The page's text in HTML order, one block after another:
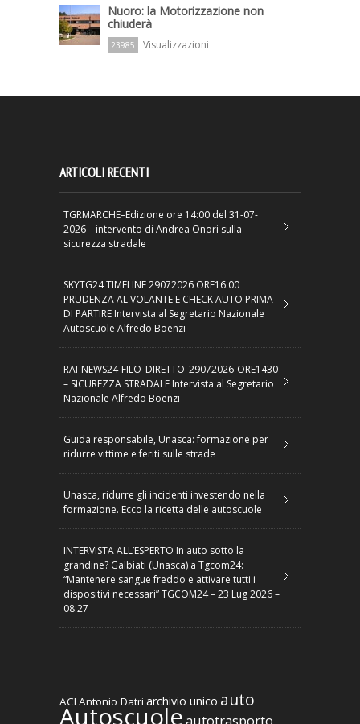
Nuoro: la Motorizzazione non
chiuderà
23985 Visualizzazioni
ARTICOLI RECENTI
TGRMARCHE–Edizione ore 14:00 del 31-07-
2026 – intervento di Andrea Onori sulla
sicurezza stradale
SKYTG24 TIMELINE 29072026 ORE16.00
PRUDENZA AL VOLANTE E CHECK AUTO PRIMA
DI PARTIRE Intervista al Segretario Nazionale
Autoscuole Alfredo Boenzi
RAI-NEWS24-FILO_DIRETTO_29072026-ORE1430
– SICUREZZA STRADALE Intervista al Segretario
Nazionale Alfredo Boenzi
Guida responsabile, Unasca: formazione per
ridurre vittime e feriti sulle strade
Unasca, ridurre gli incidenti investendo nella
formazione. Ecco la ricetta delle autoscuole
INTERVISTA ALL’ESPERTO In auto sotto la
grandine? Galbiati (Unasca) a Tgcom24:
“Mantenere sangue freddo e attivare tutti i
dispositivi necessari” TGCOM24 – 23 Lug 2026 –
08:27
ACI Antonio Datri archivio unico auto
Autoscuole